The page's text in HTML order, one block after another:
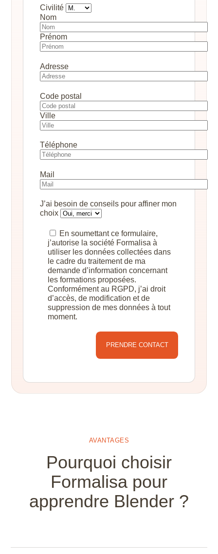
Civilité
Nom
Prénom
Adresse
Code postal
Ville
Téléphone
Mail
J’ai besoin de conseils pour affiner mon
choix
En soumettant ce formulaire,
j’autorise la société Formalisa à
utiliser les données collectées dans
le cadre du traitement de ma
demande d’information concernant
les formations proposées.
Conformément au RGPD, j’ai droit
d’accès, de modification et de
suppression de mes données à tout
moment.
AVANTAGES
Pourquoi choisir
Formalisa pour
apprendre Blender ?